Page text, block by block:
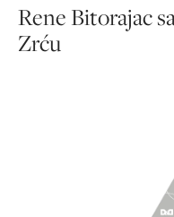
Rene Bitorajac
Zrću